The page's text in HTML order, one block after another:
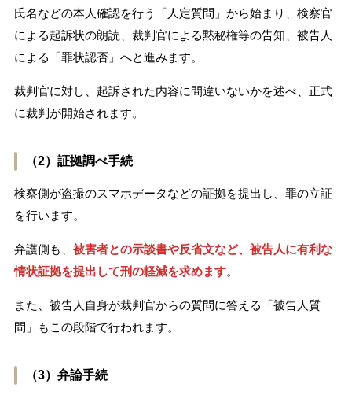
氏名などの本人確認を行う「人定質問」から始まり、検察官
による起訴状の朗読、裁判官による黙秘権等の告知、被告人
による「罪状認否」へと進みます。
裁判官に対し、起訴された内容に間違いないかを述べ、正式
に裁判が開始されます。
（2）証拠調べ手続
検察側が盗撮のスマホデータなどの証拠を提出し、罪の立証
を行います。
弁護側も、 被害者との示談書や反省文など、被告人に有利な
情状証拠を提出して刑の軽減を求めます。
また、被告人自身が裁判官からの質問に答える「被告人質
問」もこの段階で行われます。
（3）弁論手続